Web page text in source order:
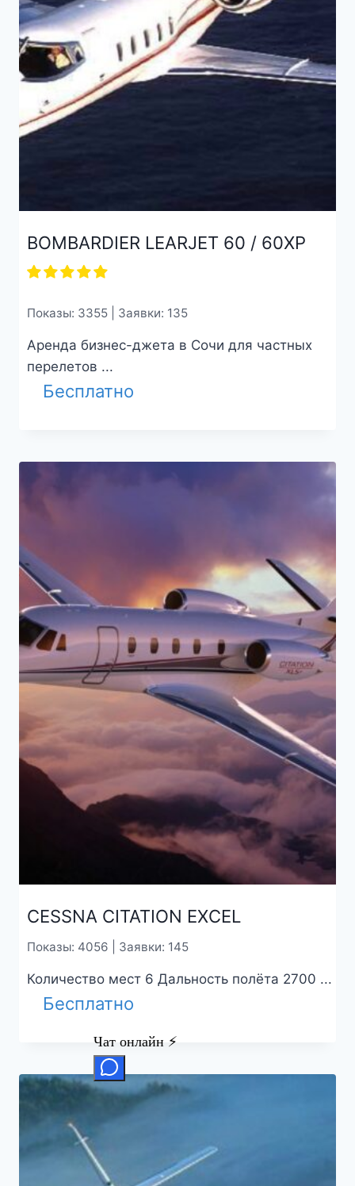
BOMBARDIER LEARJET 60 / 60XP
Показы: 3355 | Заявки: 135
Аренда бизнес-джета в Сочи для частных
перелетов ...
Бесплатно
CESSNA CITATION EXCEL
Показы: 4056 | Заявки: 145
Количество мест 6 Дальность полёта 2700 ...
Бесплатно